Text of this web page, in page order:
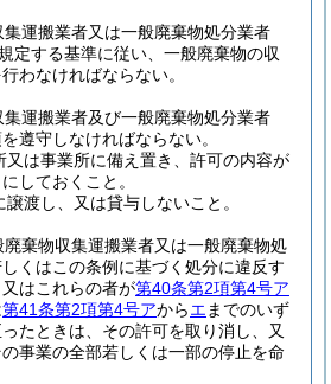
運搬業者又は一般廃棄物処分業者
定する基準に従い、一般廃棄物の収
わなければならない。
運搬業者及び一般廃棄物処分業者
遵守しなければならない。
又は事業所に備え置き、許可の内容が
しておくこと。
渡し、又は貸与しないこと。
棄物収集運搬業者又は一般廃棄物処
くはこの条例に基づく処分に違反す
はこれらの者が第40条第2項第4号ア
第41条第2項第4号アからエ までのいず
たときは、その許可を取り消し、又
事業の全部若しくは一部の停止を命